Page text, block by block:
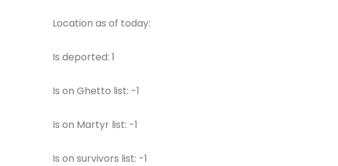
Location as of today:
Is deported: 1
Is on Ghetto list: -1
Is on Martyr list: -1
Is on survivors list: -1